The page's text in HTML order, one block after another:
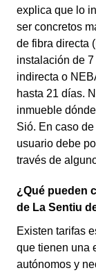
explica que lo
ser concretos
de fibra directa
instalación de
indirecta o
hasta 21 días.
inmueble
Sió. En caso
usuario debe
través de
¿Qué pueden
de La Sentiu
Existen tarifas
que tienen una
autónomos y